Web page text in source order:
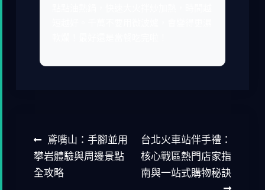
文
章
導
鳶嘴山：手腳並用
攀岩體驗與周邊景點
全攻略
台北火車站伴手禮：
核心戰區熱門店家指
南與一站式購物秘訣